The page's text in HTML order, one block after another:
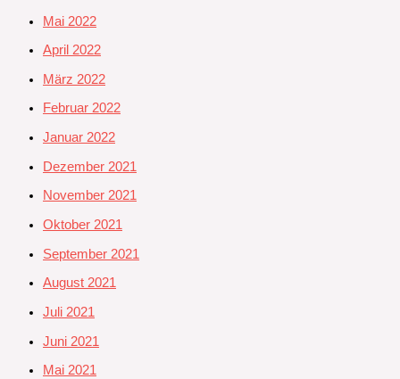
Mai 2022
April 2022
März 2022
Februar 2022
Januar 2022
Dezember 2021
November 2021
Oktober 2021
September 2021
August 2021
Juli 2021
Juni 2021
Mai 2021